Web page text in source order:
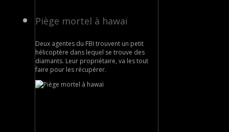
Piège mortel à hawaï
Deux agentes du FBI trouvent un petit
hélicoptère dans lequel se trouve des
diamants. Leur propriétaire, va les tout
faire pour les récupérer.